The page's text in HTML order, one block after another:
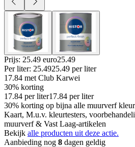
Prijs: 25.49 euro25.49
Per liter: 25.4925.49 per liter
17.84 met Club Karwei
30% korting
17.84 per liter17.84 per liter
30% korting op bijna alle muurverf
Kaart, M.u.v. kleurtesters,
muurverf & Vast Laag-artikelen
Bekijk alle producten uit deze actie.
Aanbieding nog 8 dagen geldig